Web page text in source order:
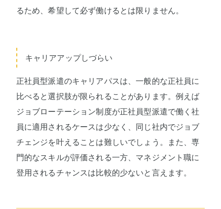
るため、希望して必ず働けるとは限りません。
キャリアアップしづらい
正社員型派遣のキャリアパスは、一般的な正社員に
比べると選択肢が限られることがあります。例えば
ジョブローテーション制度が正社員型派遣で働く社
員に適用されるケースは少なく、同じ社内でジョブ
チェンジを叶えることは難しいでしょう。また、専
門的なスキルが評価される一方、マネジメント職に
登用されるチャンスは比較的少ないと言えます。